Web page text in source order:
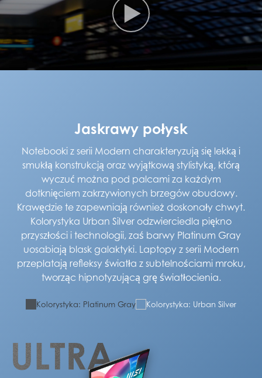
Jaskrawy połysk
Notebooki z serii Modern charakteryzują się lekką i
smukłą konstrukcją oraz wyjątkową stylistyką, którą
wyczuć można pod palcami za każdym
dotknięciem zakrzywionych brzegów obudowy.
Krawędzie te zapewniają również doskonały chwyt.
Kolorystyka Urban Silver odzwierciedla piękno
przyszłości i technologii, zaś barwy Platinum Gray
uosabiają blask galaktyki. Laptopy z serii Modern
przeplatają refleksy światła z subtelnościami mroku,
tworząc hipnotyzującą grę światłocienia.
Kolorystyka: Platinum Gray Kolorystyka: Urban Silver